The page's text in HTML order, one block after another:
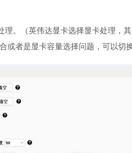
。（英伟达显卡选择显卡处理，
或者是显卡容量选择问题，可以切